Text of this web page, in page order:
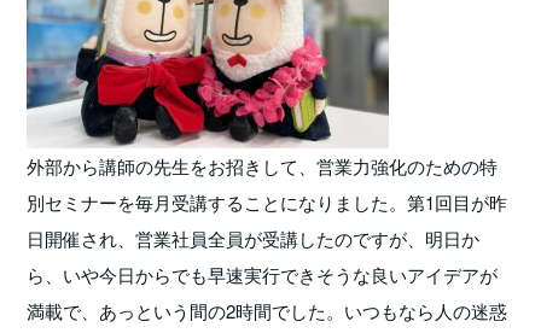
外部から講師の先生をお招きして、営業力強化のための特
別セミナーを毎月受講することになりました。第1回目が昨
日開催され、営業社員全員が受講したのですが、明日か
ら、いや今日からでも早速実行できそうな良いアイデアが
満載で、あっという間の2時間でした。いつもなら人の迷惑